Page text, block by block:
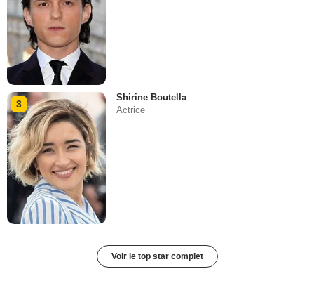
3
Shirine Boutella
Actrice
Voir le top star complet